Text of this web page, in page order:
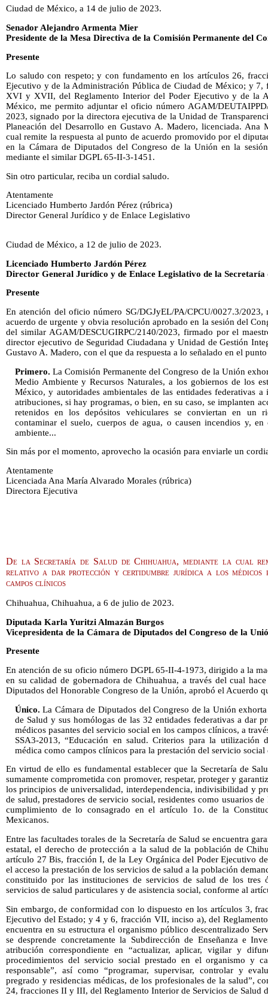
Ciudad de México, a 14 de julio de 2023.
Senador Alejandro Armenta Mier
Presidente de la Mesa Directiva de la Comisión Permanente del
Presente
Lo saludo con respeto; y con fundamento en los artículos 26,
Ejecutivo y de la Administración Pública de Ciudad de México; y
XVI y XVII, del Reglamento Interior del Poder Ejecutivo y de la
México, me permito adjuntar el oficio número AGAM/
2023, signado por la directora ejecutiva de la Unidad de
Planeación del Desarrollo en Gustavo A. Madero, licenciada. Ana
cual remite la respuesta al punto de acuerdo promovido por el
en la Cámara de Diputados del Congreso de la Unión en la
mediante el similar DGPL 65-II-3-1451.
Sin otro particular, reciba un cordial saludo.
Atentamente
Licenciado Humberto Jardón Pérez (rúbrica)
Director General Jurídico y de Enlace Legislativo
Ciudad de México, a 12 de julio de 2023.
Licenciado Humberto Jardón Pérez
Director General Jurídico y de Enlace Legislativo de la Secretaría
Presente
En atención del oficio número SG/DGJyEL/PA/CPCU/0027.3/
acuerdo de urgente y obvia resolución aprobado en la sesión del
del similar AGAM/DESCUGIRPC/2140/2023, firmado por el
director ejecutivo de Seguridad Ciudadana y Unidad de Gestión
Gustavo A. Madero, con el que da respuesta a lo señalado en el
Primero. La Comisión Permanente del Congreso de la Unión
Medio Ambiente y Recursos Naturales, a los gobiernos de los
México, y autoridades ambientales de las entidades federativas
atribuciones, si hay programas, o bien, en su caso, se implanten
retenidos en los depósitos vehiculares se conviertan en un
contaminar el suelo, cuerpos de agua, o causen incendios y,
ambiente...
Sin más por el momento, aprovecho la ocasión para enviarle un
Atentamente
Licenciada Ana María Alvarado Morales (rúbrica)
Directora Ejecutiva
De la Secretaría de Salud de Chihuahua, mediante la cual
relativo a dar protección y certidumbre jurídica a los médicos
campos clínicos
Chihuahua, Chihuahua, a 6 de julio de 2023.
Diputada Karla Yuritzi Almazán Burgos
Vicepresidenta de la Cámara de Diputados del Congreso de la
Presente
En atención de su oficio número DGPL 65-II-4-1973, dirigido a la
en su calidad de gobernadora de Chihuahua, a través del cual
Diputados del Honorable Congreso de la Unión, aprobó el Acuerdo
Único. La Cámara de Diputados del Congreso de la Unión
de Salud y sus homólogas de las 32 entidades federativas a dar
médicos pasantes del servicio social en los campos clínicos, a
SSA3-2013, “Educación en salud. Criterios para la utilización
médica como campos clínicos para la prestación del servicio
En virtud de ello es fundamental establecer que la Secretaría de
sumamente comprometida con promover, respetar, proteger y
los principios de universalidad, interdependencia, indivisibilidad y
de salud, prestadores de servicio social, residentes como usuarios
cumplimiento de lo consagrado en el artículo 1o. de la
Mexicanos.
Entre las facultades torales de la Secretaría de Salud se encuentra
estatal, el derecho de protección a la salud de la población de
artículo 27 Bis, fracción I, de la Ley Orgánica del Poder Ejecutivo
el acceso la prestación de los servicios de salud a la población
constituido por las instituciones de servicios de salud de los tres
servicios de salud particulares y de asistencia social, conforme al
Sin embargo, de conformidad con lo dispuesto en los artículos 3,
Ejecutivo del Estado; y 4 y 6, fracción VII, inciso a), del
encuentra en su estructura el organismo público descentralizado
se desprende concretamente la Subdirección de Enseñanza e
atribución correspondiente en “actualizar, aplicar, vigilar y
procedimientos del servicio social prestado en el organismo y
responsable”, así como “programar, supervisar, controlar y
pregrado y residencias médicas, de los profesionales de la salud”,
24, fracciones II y III, del Reglamento Interior de Servicios de Salud